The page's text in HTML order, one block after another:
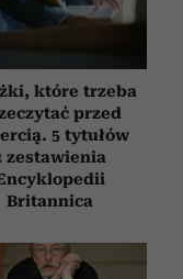
które trzeba
przed
5 tytułów
zestawienia
Britannica